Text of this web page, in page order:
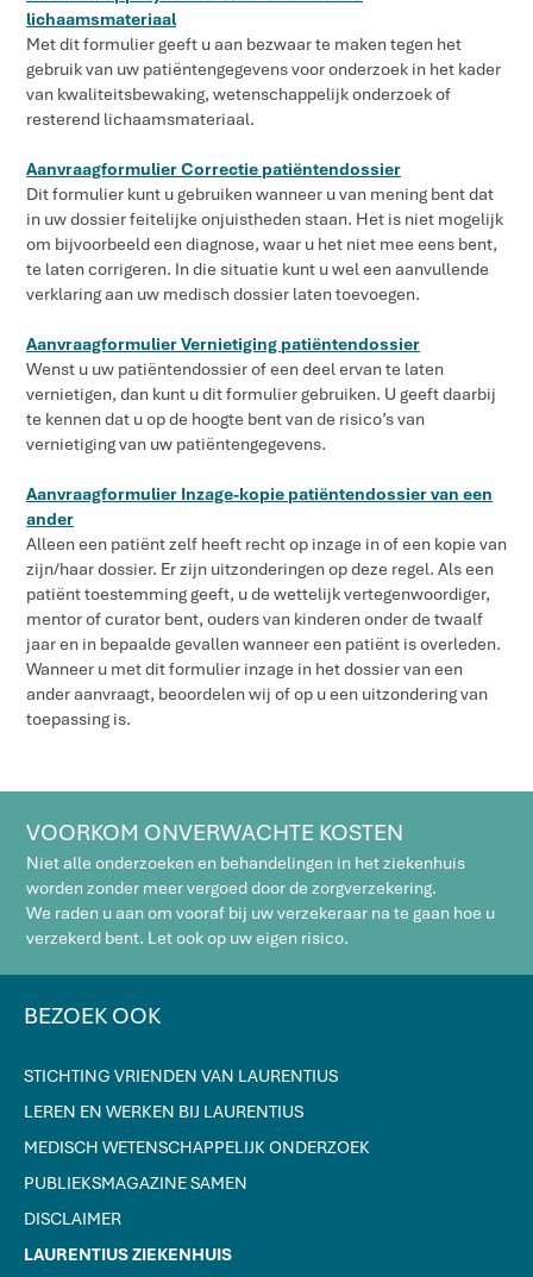
lichaamsmateriaal
Met dit formulier geeft u aan bezwaar te maken tegen het
gebruik van uw patiëntengegevens voor onderzoek in het kader
van kwaliteitsbewaking, wetenschappelijk onderzoek of
resterend lichaamsmateriaal.
Aanvraagformulier Correctie patiëntendossier
Dit formulier kunt u gebruiken wanneer u van mening bent dat
in uw dossier feitelijke onjuistheden staan. Het is niet mogelijk
om bijvoorbeeld een diagnose, waar u het niet mee eens bent,
te laten corrigeren. In die situatie kunt u wel een aanvullende
verklaring aan uw medisch dossier laten toevoegen.
Aanvraagformulier Vernietiging patiëntendossier
Wenst u uw patiëntendossier of een deel ervan te laten
vernietigen, dan kunt u dit formulier gebruiken. U geeft daarbij
te kennen dat u op de hoogte bent van de risico’s van
vernietiging van uw patiëntengegevens.
Aanvraagformulier Inzage-kopie patiëntendossier van een
ander
Alleen een patiënt zelf heeft recht op inzage in of een kopie van
zijn/haar dossier. Er zijn uitzonderingen op deze regel. Als een
patiënt toestemming geeft, u de wettelijk vertegenwoordiger,
mentor of curator bent, ouders van kinderen onder de twaalf
jaar en in bepaalde gevallen wanneer een patiënt is overleden.
Wanneer u met dit formulier inzage in het dossier van een
ander aanvraagt, beoordelen wij of op u een uitzondering van
toepassing is.
VOORKOM ONVERWACHTE KOSTEN
Niet alle onderzoeken en behandelingen in het ziekenhuis
worden zonder meer vergoed door de zorgverzekering.
We raden u aan om vooraf bij uw verzekeraar na te gaan hoe u
verzekerd bent. Let ook op uw eigen risico.
BEZOEK OOK
STICHTING VRIENDEN VAN LAURENTIUS
LEREN EN WERKEN BIJ LAURENTIUS
MEDISCH WETENSCHAPPELIJK ONDERZOEK
PUBLIEKSMAGAZINE SAMEN
DISCLAIMER
LAURENTIUS ZIEKENHUIS